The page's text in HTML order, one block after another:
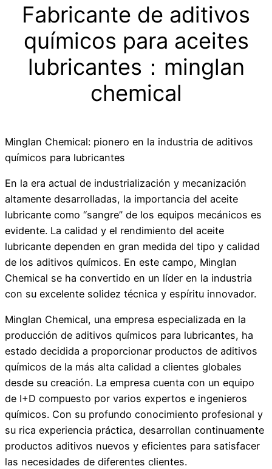
Fabricante de aditivos
químicos para aceites
lubricantes：minglan
chemical
Minglan Chemical: pionero en la industria de aditivos
químicos para lubricantes
En la era actual de industrialización y mecanización
altamente desarrolladas, la importancia del aceite
lubricante como “sangre” de los equipos mecánicos es
evidente. La calidad y el rendimiento del aceite
lubricante dependen en gran medida del tipo y calidad
de los aditivos químicos. En este campo, Minglan
Chemical se ha convertido en un líder en la industria
con su excelente solidez técnica y espíritu innovador.
Minglan Chemical, una empresa especializada en la
producción de aditivos químicos para lubricantes, ha
estado decidida a proporcionar productos de aditivos
químicos de la más alta calidad a clientes globales
desde su creación. La empresa cuenta con un equipo
de I+D compuesto por varios expertos e ingenieros
químicos. Con su profundo conocimiento profesional y
su rica experiencia práctica, desarrollan continuamente
productos aditivos nuevos y eficientes para satisfacer
las necesidades de diferentes clientes.